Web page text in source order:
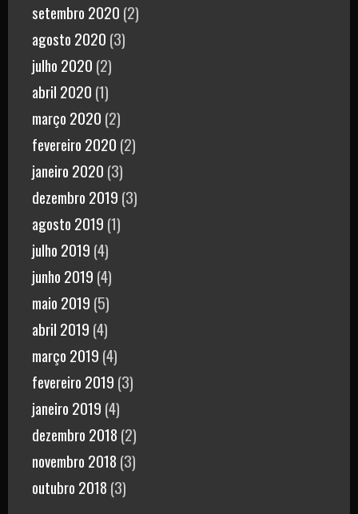
setembro 2020 (2)
agosto 2020 (3)
julho 2020 (2)
abril 2020 (1)
março 2020 (2)
fevereiro 2020 (2)
janeiro 2020 (3)
dezembro 2019 (3)
agosto 2019 (1)
julho 2019 (4)
junho 2019 (4)
maio 2019 (5)
abril 2019 (4)
março 2019 (4)
fevereiro 2019 (3)
janeiro 2019 (4)
dezembro 2018 (2)
novembro 2018 (3)
outubro 2018 (3)